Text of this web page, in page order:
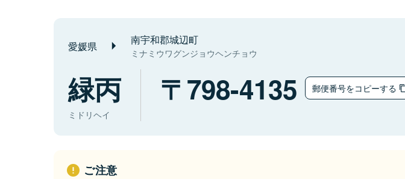
愛媛県 南宇和郡城辺町
ミナミウワグンジョウヘンチョウ
緑丙
ミドリヘイ
798-4135 郵便番号をコピーする
ご注意